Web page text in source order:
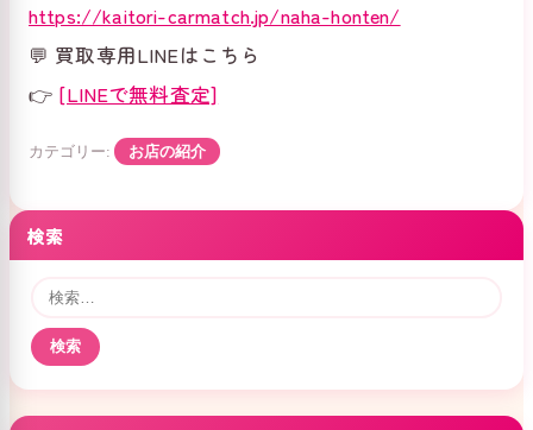
https://kaitori-carmatch.jp/naha-honten/
💬 買取専用LINEはこちら
👉 [LINEで無料査定]
カテゴリー: お店の紹介
検索